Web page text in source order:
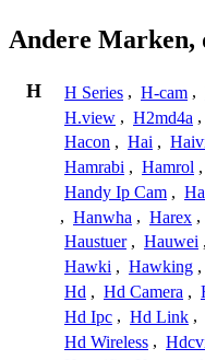
Andere
H H Series , H-cam ,
H.view , H2md4a ,
Hacon , Hai ,
Hamrabi , Hamrol ,
Handy Ip Cam ,
, Hanwha , Harex ,
Haustuer , Hauwei ,
Hawki , Hawking ,
Hd , Hd Camera ,
Hd Ipc , Hd Link ,
Hd Wireless ,